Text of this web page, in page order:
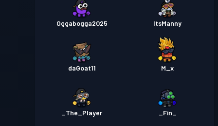
Oggabogga2025 ItsManny
daGoat11 M_x
_The_Player _Fin_